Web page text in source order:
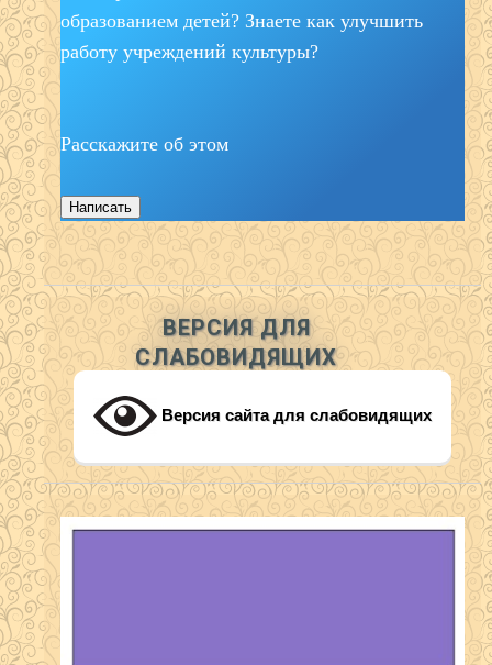
образованием детей? Знаете как улучшить
работу учреждений культуры?
Расскажите об этом
Написать
ВЕРСИЯ ДЛЯ
СЛАБОВИДЯЩИХ
Версия сайта для слабовидящих